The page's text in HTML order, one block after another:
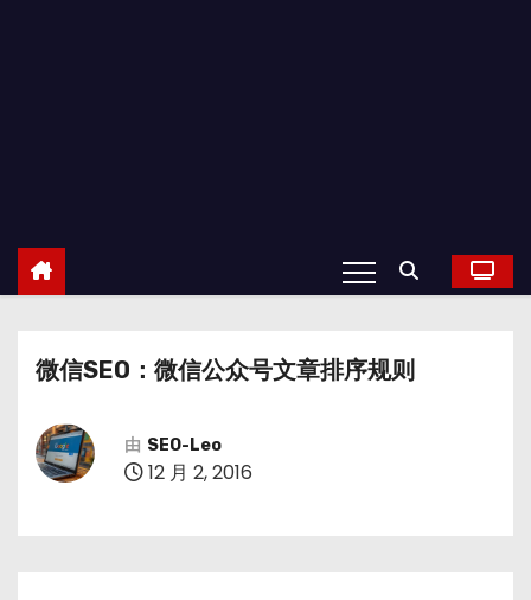
微信SEO：微信公众号文章排序规则
由 SEO-Leo
12 月 2, 2016